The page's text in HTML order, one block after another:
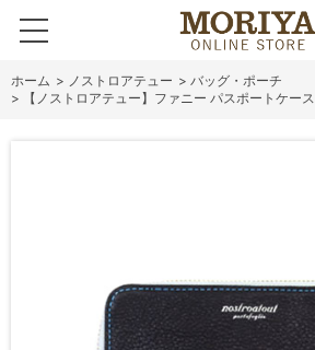
ホーム > ノストロアテュー > バッグ・ポーチ
>
【ノストロアテュー】ファニー パスポートケース